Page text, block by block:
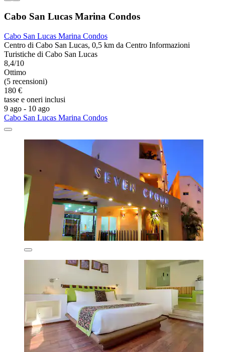
Cabo San Lucas Marina Condos
Cabo San Lucas Marina Condos
Centro di Cabo San Lucas, 0,5 km da Centro Informazioni
Turistiche di Cabo San Lucas
8,4/10
Ottimo
(5 recensioni)
180 €
tasse e oneri inclusi
9 ago - 10 ago
Cabo San Lucas Marina Condos